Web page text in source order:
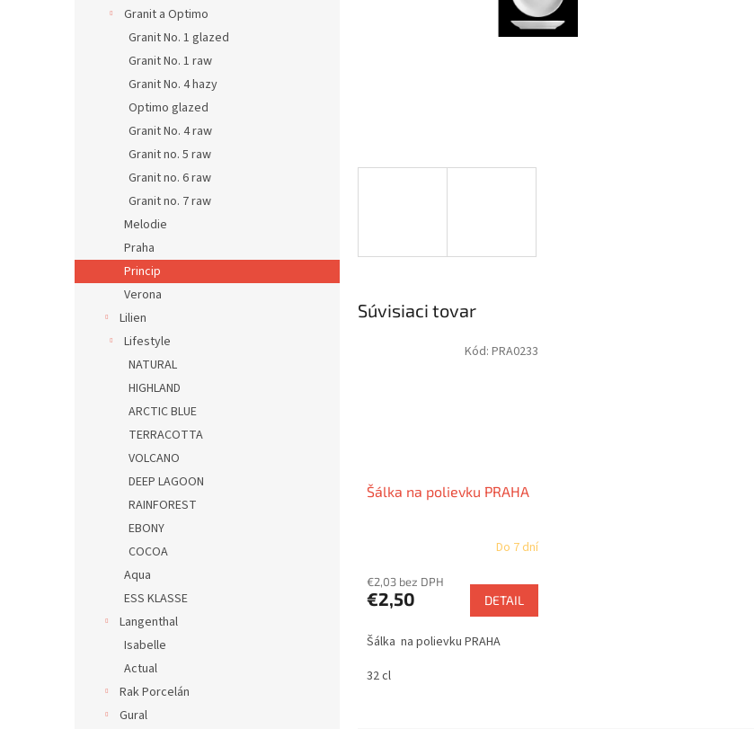
Granit a Optimo
Granit No. 1 glazed
Granit No. 1 raw
Granit No. 4 hazy
Optimo glazed
Granit No. 4 raw
Granit no. 5 raw
Granit no. 6 raw
Granit no. 7 raw
Melodie
Praha
Princip
Verona
Lilien
Lifestyle
NATURAL
HIGHLAND
ARCTIC BLUE
TERRACOTTA
VOLCANO
DEEP LAGOON
RAINFOREST
EBONY
COCOA
Aqua
ESS KLASSE
Langenthal
Isabelle
Actual
Rak Porcelán
Gural
Súvisiaci tovar
Šálka na polievku PRAHA
Do 7 dní
€2,03 bez DPH
€2,50 DETAIL
Šálka na polievku PRAHA
32 cl
Kód: PRA0233